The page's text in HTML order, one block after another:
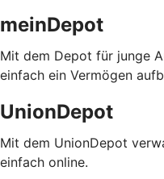
meinDepot
Mit dem Depot für junge
einfach ein Vermögen
UnionDepot
Mit dem UnionDepot
einfach online.